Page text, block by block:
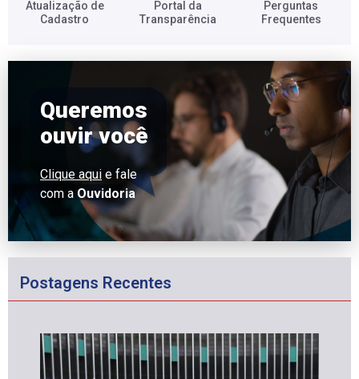
Atualização de
Cadastro​
Portal da
Transparência​
Perguntas
Frequentes​
Queremos
ouvir você
Clique aqui e fale
com aOuvidoria
Postagens Recentes